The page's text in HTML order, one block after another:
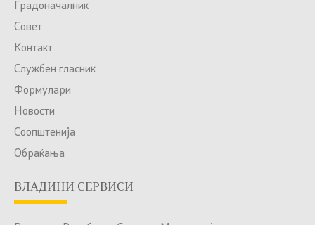
Градоначалник
Совет
Контакт
Службен гласник
Формулари
Новости
Соопштенија
Обраќања
ВЛАДИНИ СЕРВИСИ